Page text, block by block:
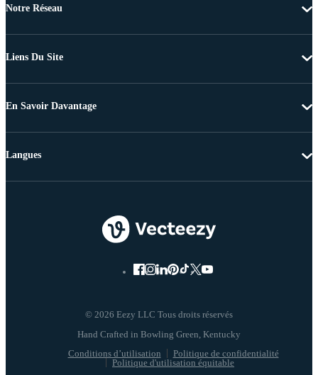
Notre Réseau
Liens Du Site
En Savoir Davantage
© 2026 Eezy LLC Tous droits réservés
Conditions d’utilisation
Politique de confidentialité
Politique d'utilisation équitable
Langues